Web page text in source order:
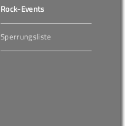
Rock-Events
Sperrungsliste